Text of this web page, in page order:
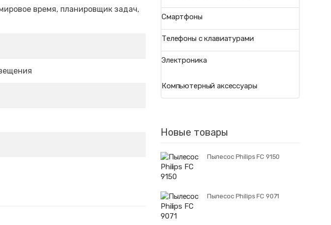
время, планировщик задач,
Смартфоны
Телефоны с клавиатурами
Электроника
Компьютерный аксессуары
Новые товары
Пылесос Philips FC 9150
Пылесос Philips FC 9071